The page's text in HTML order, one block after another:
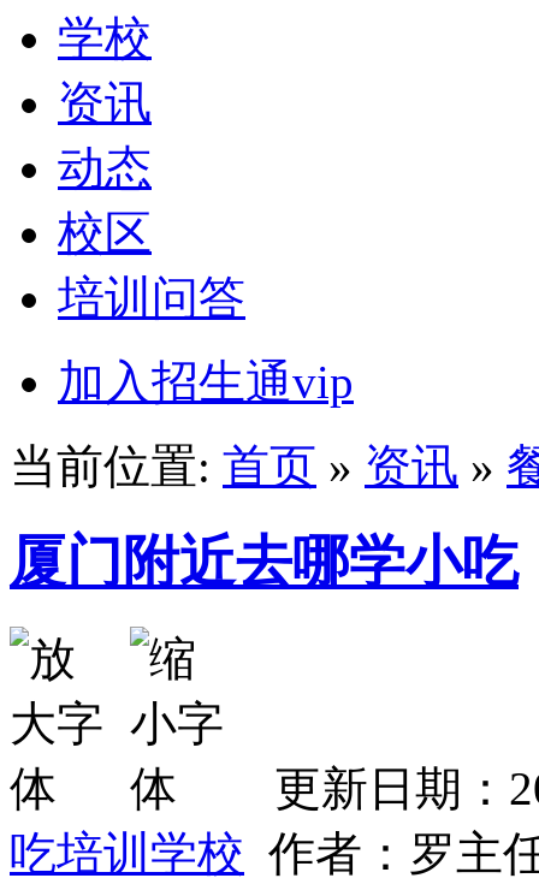
学校
资讯
动态
校区
培训问答
加入招生通vip
当前位置: 首页 » 资讯 »
厦门附近去哪学小吃
更新日期：
吃培训学校 作者：罗主